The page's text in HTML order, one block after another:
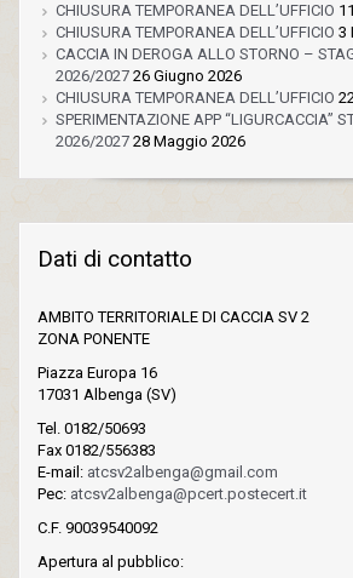
CHIUSURA TEMPORANEA DELL’UFFICIO
CHIUSURA TEMPORANEA DELL’UFFICIO 3
CACCIA IN DEROGA ALLO STORNO –
2026/2027 26 Giugno 2026
CHIUSURA TEMPORANEA DELL’UFFICIO
SPERIMENTAZIONE APP “LIGURCACCIA”
2026/2027 28 Maggio 2026
Dati di contatto
AMBITO TERRITORIALE DI CACCIA SV 2
ZONA PONENTE
Piazza Europa 16
17031 Albenga (SV)
Tel. 0182/50693
Fax 0182/556383
E-mail: atcsv2albenga@gmail.com
Pec: atcsv2albenga@pcert.postecert.it
C.F. 90039540092
Apertura al pubblico: